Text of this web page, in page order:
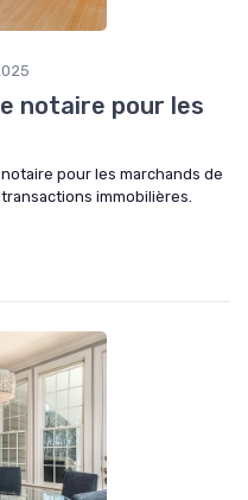
notaire pour les
pour les marchands de
immobilières.